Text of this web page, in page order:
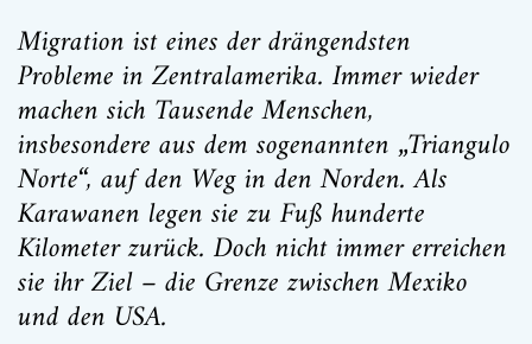
Migration ist eines der drängendsten
Probleme in Zentralamerika. Immer wieder
machen sich Tausende Menschen,
insbesondere aus dem sogenannten „Triangulo
Norte“, auf den Weg in den Norden. Als
Karawanen legen sie zu Fuß hunderte
Kilometer zurück. Doch nicht immer erreichen
sie ihr Ziel – die Grenze zwischen Mexiko
und den USA.